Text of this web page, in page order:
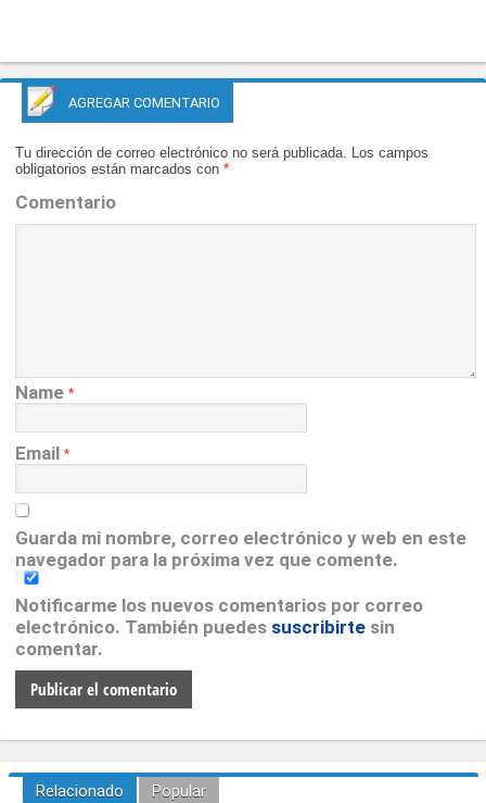
AGREGAR COMENTARIO
Tu dirección de correo electrónico no será publicada. Los campos
obligatorios están marcados con *
Comentario
Name *
Email *
Guarda mi nombre, correo electrónico y web en este
navegador para la próxima vez que comente.
Notificarme los nuevos comentarios por correo
electrónico. También puedes suscribirtesin
comentar.
Relacionado Popular